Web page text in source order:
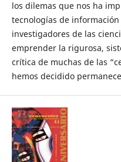
los dilemas que nos ha
tecnologías de
investigadores de las
emprender la rigurosa,
crítica de muchas de las
hemos decidido